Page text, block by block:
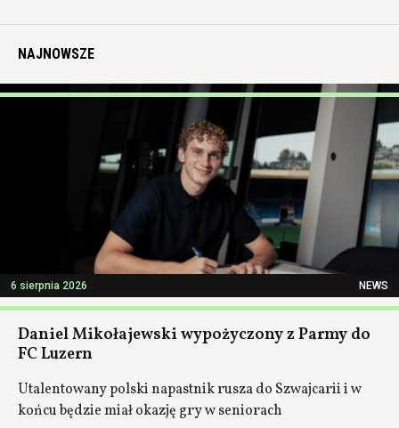
NAJNOWSZE
6 sierpnia 2026 NEWS
Daniel Mikołajewski wypożyczony z Parmy do
FC Luzern
Utalentowany polski napastnik rusza do Szwajcarii i w
końcu będzie miał okazję gry w seniorach